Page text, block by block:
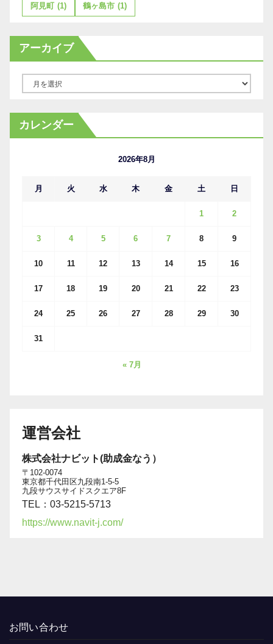
阿見町 (1) 鶴ヶ島市 (1)
アーカイブ
カ
イ
カレンダー
2026年8月
月 火 水 木 金 土 日
1 2
3 4 5 6 7 8 9
10 11 12 13 14 15 16
17 18 19 20 21 22 23
24 25 26 27 28 29 30
31
« 7月
運営会社
株式会社ナビット(助成金なう）
〒102-0074
東京都千代田区九段南1-5-5
九段サウスサイドスクエア8F
TEL：03-5215-5713
https://www.navit-j.com/
お問い合わせ